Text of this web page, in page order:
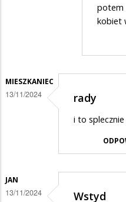
potem
kobiet
MIESZKANIEC
13/11/2024 rady
i to
JAN
13/11/2024 Wstyd